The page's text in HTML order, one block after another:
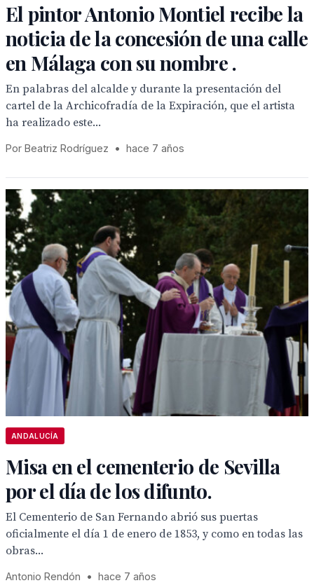
El pintor Antonio Montiel recibe la
noticia de la concesión de una calle
en Málaga con su nombre .
En palabras del alcalde y durante la presentación del
cartel de la Archicofradía de la Expiración, que el artista
ha realizado este...
Por Beatriz Rodríguez • hace 7 años
ANDALUCÍA
Misa en el cementerio de Sevilla
por el día de los difunto.
El Cementerio de San Fernando abrió sus puertas
oficialmente el día 1 de enero de 1853, y como en todas las
obras...
Antonio Rendón • hace 7 años